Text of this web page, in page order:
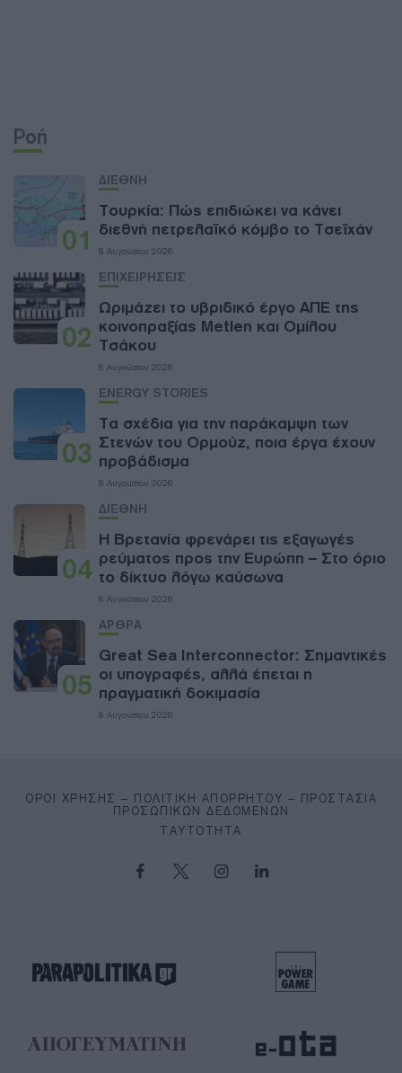
Ροή
01
ΔΙΕΘΝΗ
Τουρκία: Πώς επιδιώκει να κάνει
διεθνή πετρελαϊκό κόμβο το Τσεϊχάν
8 Αυγούστου 2026
02
ΕΠΙΧΕΙΡΗΣΕΙΣ
Ωριμάζει το υβριδικό έργο ΑΠΕ της
κοινοπραξίας Metlen και Ομίλου
Τσάκου
8 Αυγούστου 2026
03
ENERGY STORIES
Τα σχέδια για την παράκαμψη των
Στενών του Ορμούζ, ποια έργα έχουν
προβάδισμα
8 Αυγούστου 2026
04
ΔΙΕΘΝΗ
Η Βρετανία φρενάρει τις εξαγωγές
ρεύματος προς την Ευρώπη – Στο όριο
το δίκτυο λόγω καύσωνα
8 Αυγούστου 2026
05
ΑΡΘΡΑ
Great Sea Interconnector: Σημαντικές
οι υπογραφές, αλλά έπεται η
πραγματική δοκιμασία
8 Αυγούστου 2026
ΌΡΟΙ ΧΡΉΣΗΣ – ΠΟΛΙΤΙΚΉ ΑΠΟΡΡΉΤΟΥ – ΠΡΟΣΤΑΣΊΑ
ΠΡΟΣΩΠΙΚΏΝ ΔΕΔΟΜΈΝΩΝ
ΤΑΥΤΌΤΗΤΑ